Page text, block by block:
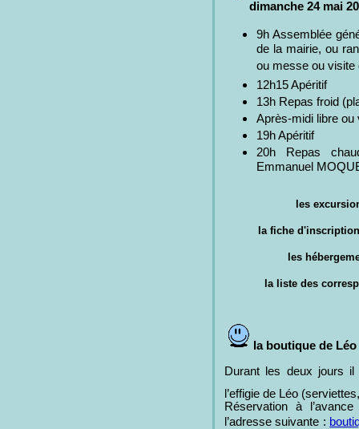
dimanche 24 mai
9h Assemblée
de la mairie, ou
ou messe ou visite
12h15 Apéritif
13h Repas froid
Après-midi libre ou
19h Apéritif
20h Repas
Emmanuel
les
la fiche
les
la liste des
la boutique de Léo
Durant les deux jours il
l’effigie de Léo
Réservation à
l’adresse suivante :